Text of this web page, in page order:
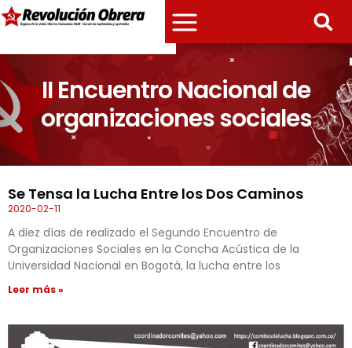
II Encuentro Nacional de
organizaciones sociales
Se Tensa la Lucha Entre los Dos Caminos
2020-02-11
A diez días de realizado el Segundo Encuentro de
Organizaciones Sociales en la Concha Acústica de la
Universidad Nacional en Bogotá, la lucha entre los
Leer más »